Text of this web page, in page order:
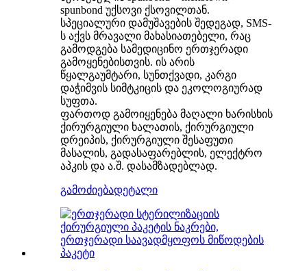
spunbond უქსოვი ქსოვილთან.
სპეციალური დამუშავების შედეგად, SMS-
ს აქვს მრავალი მახასიათებელი, რაც
გამოდგება სამედიცინო ერთჯერადი
გამოყენებისთვის. ის არის
წყალგაუმტარი, სუნთქვადი, კარგი
დაჭიმვის სიმტკიცის და ეკოლოგიურად
სუფთა.
ფართოდ გამოიყენება მაღალი ხარისხის
ქირურგიული ხალათის, ქირურგიული
დრეიპის, ქირურგიული შესაფუთი
მასალის, გადასაფარებლის, ელექტრო
აპკის და ა.შ. დასამზადებლად.
გამოძიებადეტალი